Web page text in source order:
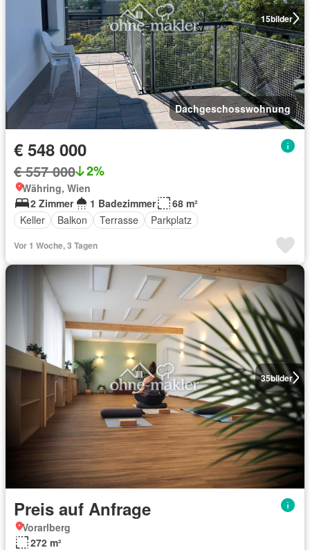
15bilder
Dachgeschosswohnung
€ 548 000
€ 557 000 2%
Währing, Wien
2 Zimmer
1 Badezimmer
68 m²
Keller
Balkon Terrasse Parkplatz
Vor 1 Woche, 3 Tagen
35bilder
Preis auf Anfrage
Vorarlberg
272 m²